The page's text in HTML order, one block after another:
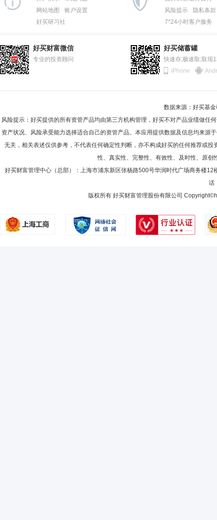
网站地图
账户设置
好买研习社
风险提示
隐私条款
7*24小时客户服务
好买财富微信
专业的投资顾问
好买储蓄罐
快速存;极速取;取现
iPhone
数据来源：好买基
风险提示：好买提供的所有资管产品均由第三方机构管理，好买不对产品业绩做
资产状况、风险承受能力选择适合自己的资管产品。本应用提供数据及信息均来
无关，相关表述仅供参考，不代表任何确定性判断，亦不构成好买的任何推荐或
性、真实性、完整性、有效性、及时性、原
好买财富管理中心（总部）：上海市浦东新区张杨路500号华润时代广场商务楼12
话
版权所有 好买财富管理股份有限公司